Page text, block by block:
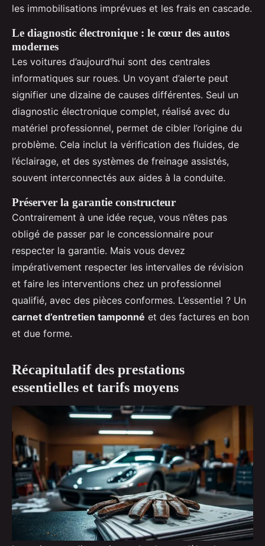
les immobilisations imprévues et les frais en cascade.
Le diagnostic électronique : le cœur des autos
modernes
Les voitures d’aujourd’hui sont des centrales
informatiques sur roues. Un voyant d’alerte peut
signifier une dizaine de causes différentes. Seul un
diagnostic électronique complet, réalisé avec du
matériel professionnel, permet de cibler l’origine du
problème. Cela inclut la vérification des fluides, de
l’éclairage, et des systèmes de freinage assistés,
souvent interconnectés aux aides à la conduite.
Préserver la garantie constructeur
Contrairement à une idée reçue, vous n’êtes pas
obligé de passer par le concessionnaire pour
respecter la garantie. Mais vous devez
impérativement respecter les intervalles de révision
et faire les interventions chez un professionnel
qualifié, avec des pièces conformes. L’essentiel ? Un
carnet d’entretien tamponné et des factures en bon
et due forme.
Récapitulatif des prestations
essentielles et tarifs moyens